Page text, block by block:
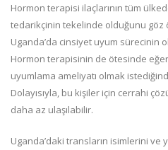
Hormon terapisi ilaçlarının tüm
tedarikçinin tekelinde olduğunu
Uganda’da cinsiyet uyum sürecinin
Hormon terapisinin de ötesinde
uyumlama ameliyatı olmak
Dolayısıyla, bu kişiler için cerrahi
daha az ulaşılabilir.
Uganda’daki transların isimlerini